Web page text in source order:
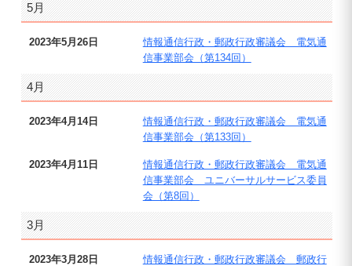
5月
2023年5月26日
情報通信行政・郵政行政審議会 電気通
信事業部会（第134回）
4月
2023年4月14日
情報通信行政・郵政行政審議会 電気通
信事業部会（第133回）
2023年4月11日
情報通信行政・郵政行政審議会 電気通
信事業部会 ユニバーサルサービス委員
会（第8回）
3月
2023年3月28日
情報通信行政・郵政行政審議会 郵政行